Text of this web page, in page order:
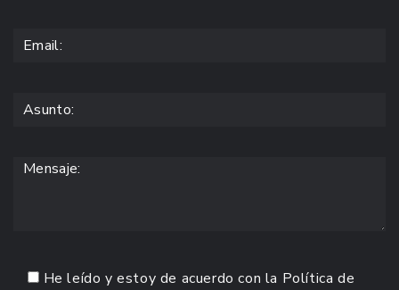
He leído y estoy de acuerdo con la Política de